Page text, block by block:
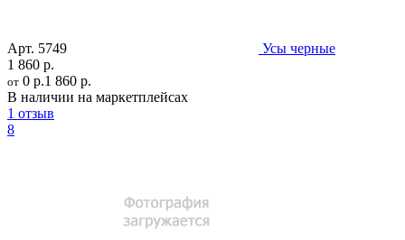
Арт. 5749
Усы черные
1 860 р.
от 0 р.1 860 р.
В наличии на маркетплейсах
1 отзыв
8